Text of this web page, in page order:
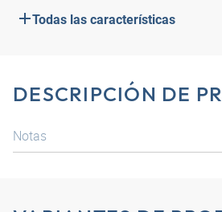
Todas las características
DESCRIPCIÓN DE
Notas